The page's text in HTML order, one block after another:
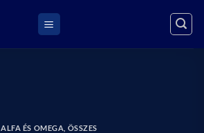
ALFA ÉS OMEGA ÖSSZES